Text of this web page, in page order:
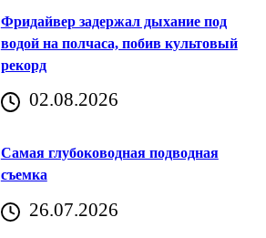
Фридайвер задержал дыхание под
водой на полчаса, побив культовый
рекорд
02.08.2026
Самая глубоководная подводная
съемка
26.07.2026